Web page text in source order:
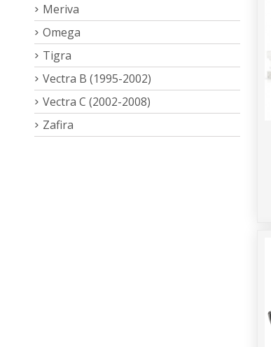
Meriva
Omega
Tigra
Vectra B (1995-2002)
Vectra C (2002-2008)
Zafira